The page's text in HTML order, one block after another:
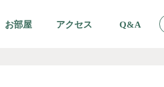
お部屋 アクセス Q&A